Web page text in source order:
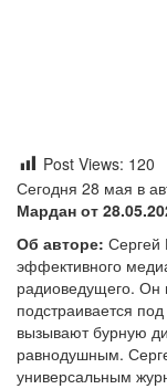
Post Views: 120
Сегодня 28 мая в
Мардан от
Об авторе:
эффективного
радиоведущего. Он
подстраивается
вызывают бурную
равнодушным.
универсальным